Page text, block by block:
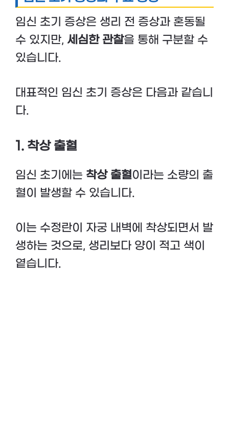
임신 초기 증상은 생리 전 증상과 혼동될
수 있지만, 세심한 관찰을 통해 구분할 수
있습니다.
대표적인 임신 초기 증상은 다음과 같습니
다.
1. 착상 출혈
임신 초기에는 착상 출혈이라는 소량의 출
혈이 발생할 수 있습니다.
이는 수정란이 자궁 내벽에 착상되면서 발
생하는 것으로, 생리보다 양이 적고 색이
옅습니다.